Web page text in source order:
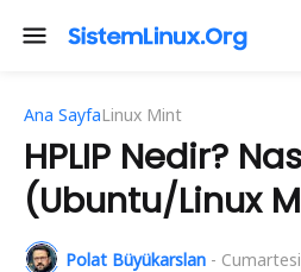
Ana SayfaLinux Mint
HPLIP Nedir?
(Ubuntu/Linux
Polat Büyükarslan -